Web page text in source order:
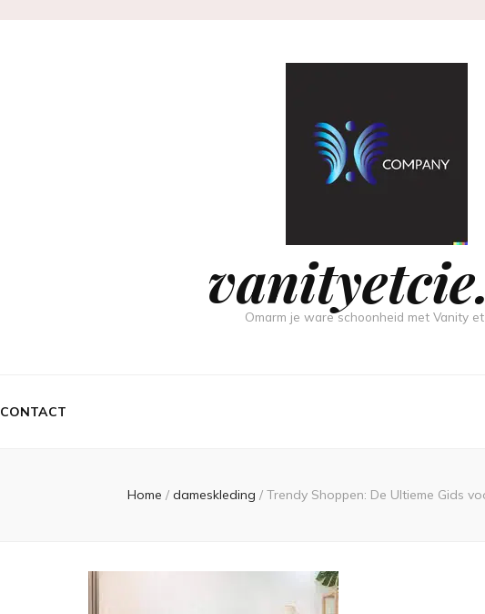
Omarm je ware schoonheid met Vanity et
CONTACT
Home / dameskleding / Trendy Shoppen: De Ultieme Gids